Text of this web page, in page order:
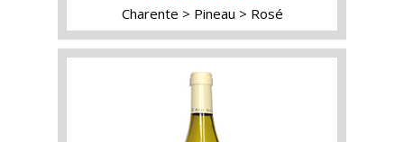
Charente Pineau Rosé